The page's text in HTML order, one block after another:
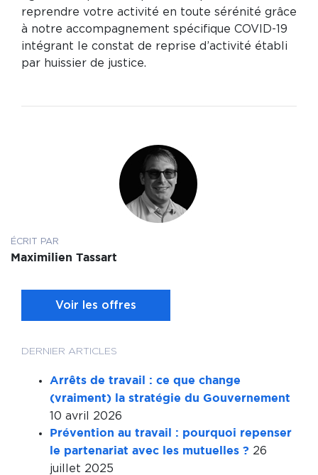
DERNIER ARTICLES
Arrêts de travail : ce que change
(vraiment) la stratégie du Gouvernement
10 avril 2026
Prévention au travail : pourquoi repenser
le partenariat avec les mutuelles ? 26
juillet 2025
reprendre votre activité en toute sérénité grâce
à notre accompagnement spécifique COVID-19
intégrant le constat de reprise d’activité établi
par huissier de justice.
ÉCRIT PAR
Maximilien Tassart
Voir les offres